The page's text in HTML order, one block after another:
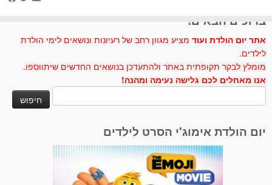
ברוכים הבאים!
אתר יום הולדת ועוד מציע מגוון רחב של רעיונות ונושאים לימי הולדת
לילדים.
מומלץ לבקר תקופתית באתר ולהתעדכן בנושאים החדשים שיתווספו.
אנו מאחלים לכם גלישה נעימה ומהנה!
יום הולדת אימוג'י הסרט לילדים